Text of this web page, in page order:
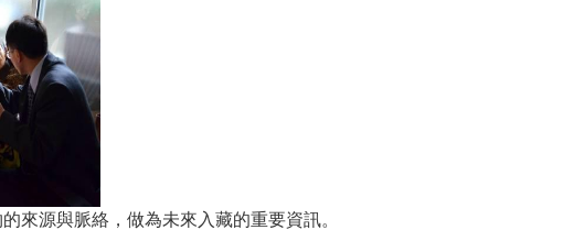
來源與脈絡，做為未來入藏的重要資訊。